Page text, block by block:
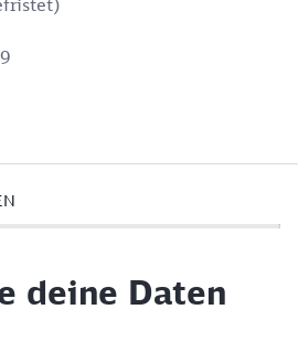
deine Daten